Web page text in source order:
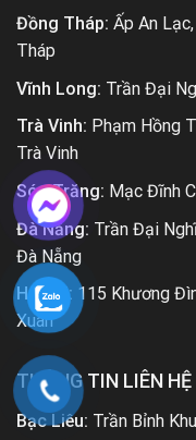
Đồng Tháp: Ấp An
Tháp
Vĩnh Long: Trần Đại
Trà Vinh: Phạm Hồng
Trà Vinh
Sóc Trăng: Mạc Đĩnh
Đà Nẵng: Trần Đại
Đà Nẵng
Hà Nội: 115 Khương
Xuân
THÔNG TIN LIÊN HỆ
Bạc Liêu: Trần Bỉnh